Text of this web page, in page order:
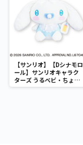
【サンリオ】【Dシナモロ
ール】サンリオキャラク
ターズ うるベビ・ちょい
デカドール